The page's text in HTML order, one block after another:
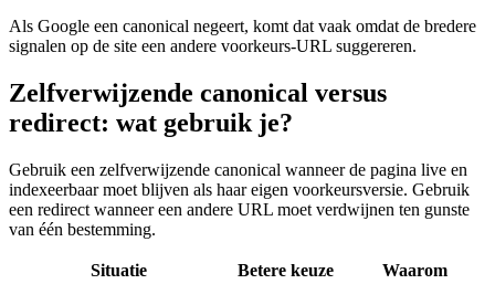
Als Google een canonical negeert, komt dat vaak omdat de bredere
signalen op de site een andere voorkeurs-URL suggereren.
Zelfverwijzende canonical versus
redirect: wat gebruik je?
Gebruik een zelfverwijzende canonical wanneer de pagina live en
indexeerbaar moet blijven als haar eigen voorkeursversie. Gebruik
een redirect wanneer een andere URL moet verdwijnen ten gunste
van één bestemming.
Situatie Betere keuze Waarom